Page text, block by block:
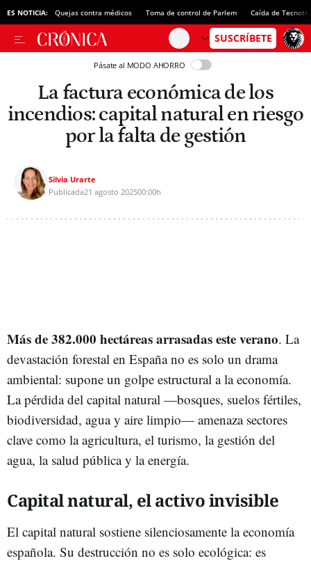
ES NOTICIA: Quejas contra médicos Toma de control de Parlem Caída de
Pásate al MODO AHORRO
La factura económica de los
incendios: capital natural en riesgo
por la falta de gestión
Silvia Urarte
Publicada21 agosto 202500:00h
Más de 382.000 hectáreas arrasadas este verano. La
devastación forestal en España no es solo un drama
ambiental: supone un golpe estructural a la economía.
La pérdida del capital natural —bosques, suelos fértiles,
biodiversidad, agua y aire limpio— amenaza sectores
clave como la agricultura, el turismo, la gestión del
agua, la salud pública y la energía.
Capital natural, el activo invisible
El capital natural sostiene silenciosamente la economía
española. Su destrucción no es solo ecológica: es